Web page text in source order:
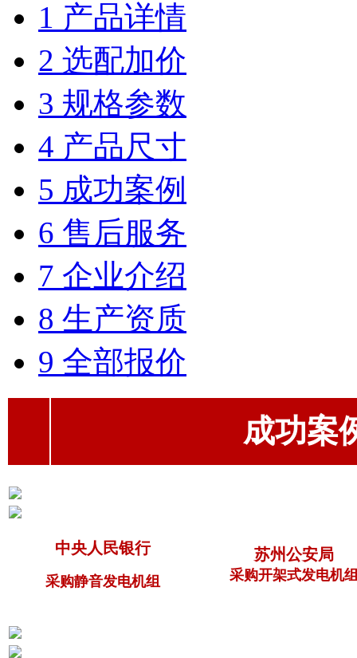
1 产品详情
2 选配加价
3 规格参数
4 产品尺寸
5 成功案例
6 售后服务
7 企业介绍
8 生产资质
9 全部报价
成功案例（
中央人民银行
采购静音发电机组
苏州公安局
采购开架式发电机